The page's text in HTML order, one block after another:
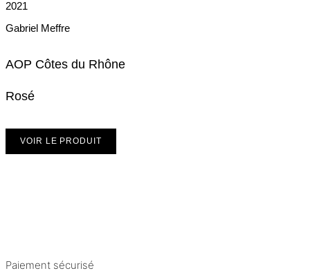
2021
Gabriel Meffre
AOP Côtes du Rhône
Rosé
VOIR LE PRODUIT
Paiement sécurisé